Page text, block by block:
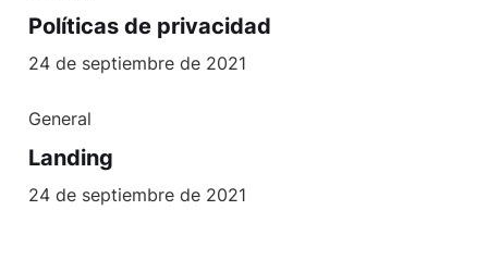
Políticas de privacidad
24 de septiembre de 2021
General
Landing
24 de septiembre de 2021